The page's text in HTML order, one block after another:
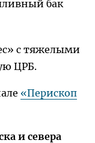
бак
с тяжелыми
ЦРБ.
«Перископ
и севера